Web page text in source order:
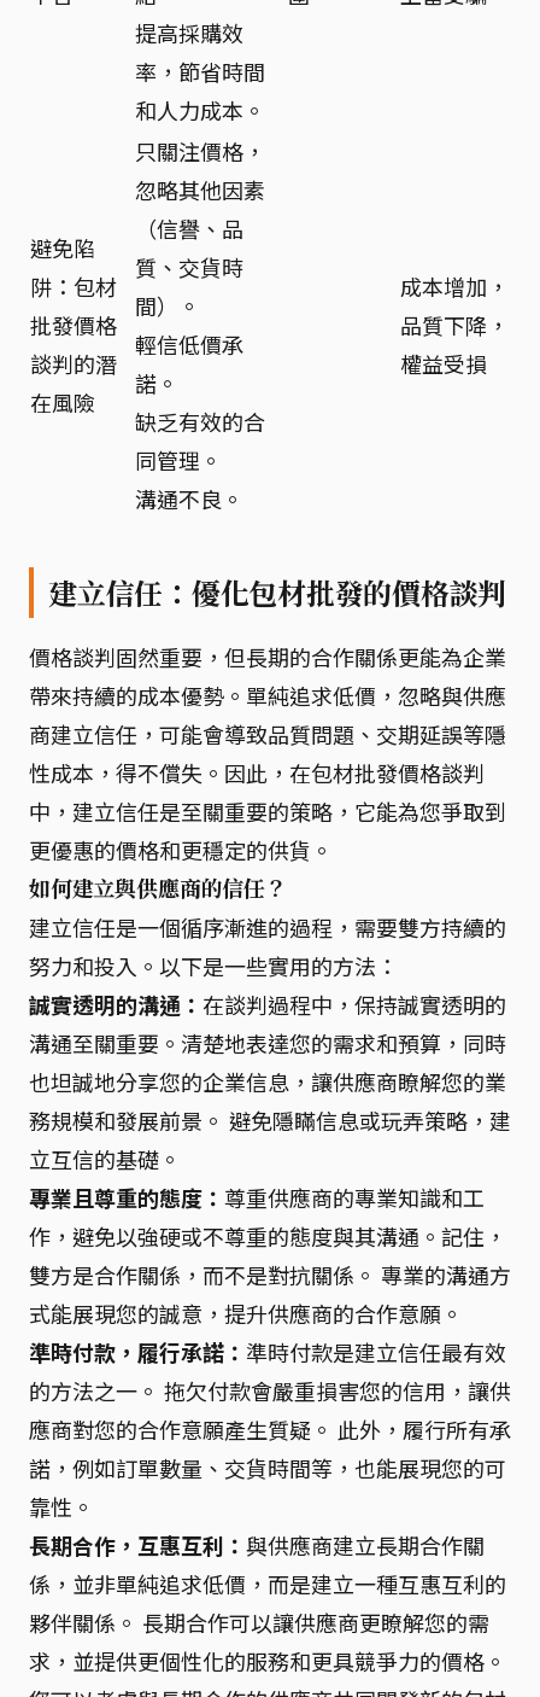
提高採購效
率，節省時間
和人力成本。
避免陷
阱：包材
批發價格
談判的潛
在風險
只關注價格，
忽略其他因素
（信譽、品
質、交貨時
間）。
輕信低價承
諾。
缺乏有效的合
同管理。
溝通不良。
成本增加，
品質下降，
權益受損
建立信任：優化包材批發的價格談判
價格談判固然重要，但長期的合作關係更能為企業
帶來持續的成本優勢。單純追求低價，忽略與供應
商建立信任，可能會導致品質問題、交期延誤等隱
性成本，得不償失。因此，在包材批發價格談判
中，建立信任是至關重要的策略，它能為您爭取到
更優惠的價格和更穩定的供貨。
如何建立與供應商的信任？
建立信任是一個循序漸進的過程，需要雙方持續的
努力和投入。以下是一些實用的方法：
誠實透明的溝通： 在談判過程中，保持誠實透明的
溝通至關重要。清楚地表達您的需求和預算，同時
也坦誠地分享您的企業信息，讓供應商瞭解您的業
務規模和發展前景。 避免隱瞞信息或玩弄策略，建
立互信的基礎。
專業且尊重的態度： 尊重供應商的專業知識和工
作，避免以強硬或不尊重的態度與其溝通。記住，
雙方是合作關係，而不是對抗關係。 專業的溝通方
式能展現您的誠意，提升供應商的合作意願。
準時付款，履行承諾： 準時付款是建立信任最有效
的方法之一。 拖欠付款會嚴重損害您的信用，讓供
應商對您的合作意願產生質疑。 此外，履行所有承
諾，例如訂單數量、交貨時間等，也能展現您的可
靠性。
長期合作，互惠互利： 與供應商建立長期合作關
係，並非單純追求低價，而是建立一種互惠互利的
夥伴關係。 長期合作可以讓供應商更瞭解您的需
求，並提供更個性化的服務和更具競爭力的價格。